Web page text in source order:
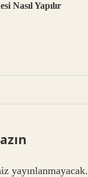
Nasıl Yapılır
yayınlanmayacak.